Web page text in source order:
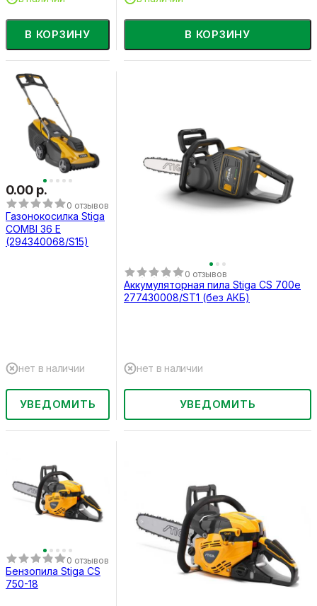
В КОРЗИНУ В КОРЗИНУ
0.00 р.
0 отзывов
Газонокосилка Stiga
COMBI 36 E
(294340068/S15)
УВЕДОМИТЬ
нет в наличии
0 отзывов
Аккумуляторная пила Stiga CS 700e
277430008/ST1 (без АКБ)
УВЕДОМИТЬ
нет в наличии
0 отзывов
Бензопила Stiga CS
750-18